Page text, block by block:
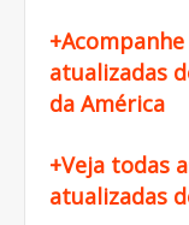
atualizadas
da América
+Veja todas
atualizadas